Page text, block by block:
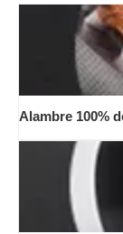
Alambre 100%